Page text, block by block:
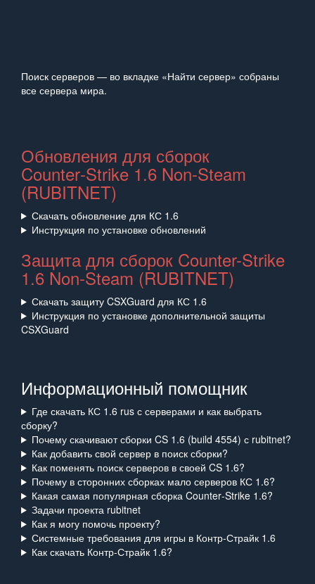
Поиск серверов — во вкладке «Найти сервер» собраны
все сервера мира.
Обновления для сборок
Counter‑Strike 1.6 Non‑Steam
(RUBITNET)
Скачать обновление для КС 1.6
Инструкция по установке обновлений
Защита для сборок Counter-Strike
1.6 Non-Steam (RUBITNET)
Скачать защиту CSXGuard для КС 1.6
Инструкция по установке дополнительной защиты
CSXGuard
Информационный помощник
Где скачать КС 1.6 rus с серверами и как выбрать
сборку?
Почему скачивают сборки CS 1.6 (build 4554) с rubitnet?
Как добавить свой сервер в поиск сборки?
Как поменять поиск серверов в своей CS 1.6?
Почему в сторонних сборках мало серверов КС 1.6?
Какая самая популярная сборка Counter‑Strike 1.6?
Задачи проекта rubitnet
Как я могу помочь проекту?
Системные требования для игры в Контр‑Страйк 1.6
Как скачать Контр‑Страйк 1.6?